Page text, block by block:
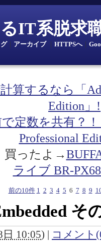
IT系脱求
グ｜ アーカイブ｜ HTTPSへ｜
算するなら「
Edition」!
定数を共有？
Professional
買ったよ→
ライブ BR-
前の10件 1 2 3 4 5 6 7 8 9
そ
日 10:05) | コメント